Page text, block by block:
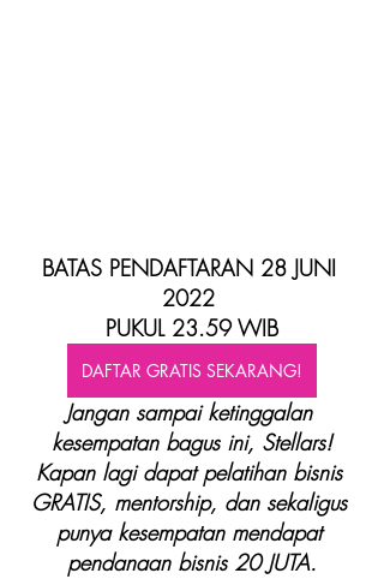
BATAS PENDAFTARAN 28 JUNI
2022
PUKUL 23.59 WIB
DAFTAR GRATIS SEKARANG!
Jangan sampai ketinggalan
kesempatan bagus ini, Stellars!
Kapan lagi dapat pelatihan bisnis
GRATIS, mentorship, dan sekaligus
punya kesempatan mendapat
pendanaan bisnis 20 JUTA.